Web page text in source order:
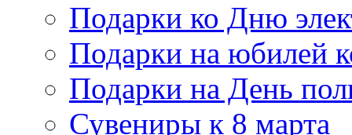
Подарки ко Дню
Подарки на юбилей
Подарки на День
Сувениры к 8 марта